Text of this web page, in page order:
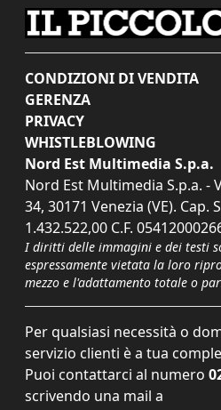
CONDIZIONI DI VENDITA
GERENZA
PRIVACY
WHISTLEBLOWING
Nord Est Multimedia S.p.a.
Nord Est Multimedia S.p.a. -
34, 30171 Venezia (VE). Cap.
1.432.522,00 C.F.
I diritti delle immagini e dei testi
espressamente vietata la loro
mezzo e l'adattamento totale o
Per qualsiasi necessità o
servizio clienti è a tua
Puoi contattarci al numero
scrivendo una mail a